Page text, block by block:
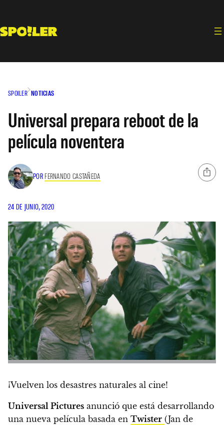
contenido
SPOILER NOTICIAS
Universal prepara reboot de la
película noventera
POR FERNANDO CASTAÑEDA
24 DE JUNIO, 2020
¡Vuelven los desastres naturales al cine!
Universal Pictures anunció que está desarrollando
una nueva película basada en Twister (Jan de